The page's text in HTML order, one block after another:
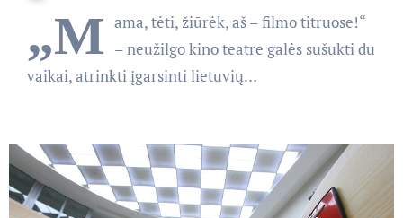
„M ama, tėti, žiūrėk, aš – filmo titruose!“
– neužilgo kino teatre galės sušukti du
vaikai, atrinkti įgarsinti lietuvių…